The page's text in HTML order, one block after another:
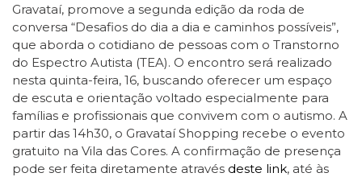
Gravataí, promove a segunda edição da roda de
conversa “Desafios do dia a dia e caminhos possíveis”,
que aborda o cotidiano de pessoas com o Transtorno
do Espectro Autista (TEA). O encontro será realizado
nesta quinta-feira, 16, buscando oferecer um espaço
de escuta e orientação voltado especialmente para
famílias e profissionais que convivem com o autismo. A
partir das 14h30, o Gravataí Shopping recebe o evento
gratuito na Vila das Cores. A confirmação de presença
pode ser feita diretamente através deste link, até às